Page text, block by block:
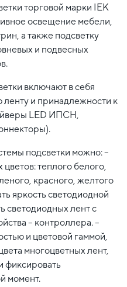
торговой марки IEK
освещение мебели,
а также подсветку
и подвесных
включают в себя
ленту и принадлежности к
LED ИПСН,
подсветки можно: –
теплого белого,
красного, желтого
яркость светодиодной
светодиодных лент с
– контроллера. –
и цветовой гаммой,
многоцветных лент,
фиксировать
момент.